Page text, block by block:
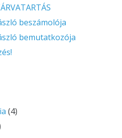
beszámolója
bemutatkozója
(4)